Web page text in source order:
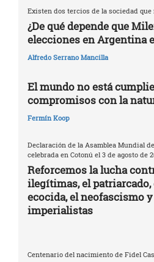
Existen dos tercios de la sociedad que
¿De qué depende que
elecciones en Argentina
Alfredo Serrano Mancilla
El mundo no está
compromisos con la
Fermín Koop
Declaración de la Asamblea Mundial
celebrada en Cotonú el 3 de agosto de
Reforcemos la lucha
ilegítimas, el
ecocida, el neofascismo
imperialistas
Centenario del nacimiento de Fidel